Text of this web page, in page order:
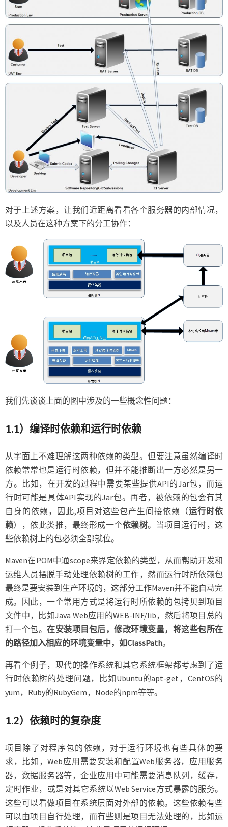
对于上述方案，让我们近距离看看各个服务器的内部情况，
以及人员在这种方案下的分工协作：
我们先谈谈上面的图中涉及的一些概念性问题：
1.1）编译时依赖和运行时依赖
从字面上不难理解这两种依赖的类型。但要注意虽然编译时
依赖常常也是运行时依赖，但并不能推断出一方必然是另一
方。比如，在开发的过程中需要某些提供API的Jar包，而运
行时可能是具体API实现的Jar包。再者，被依赖的包会有其
自身的依赖，因此,项目对这些包产生间接依赖（运行时依
赖），依此类推，最终形成一个依赖树。当项目运行时，这
些依赖树上的包必须全部就位。
Maven在POM中通scope来界定依赖的类型，从而帮助开发和
运维人员摆脱手动处理依赖树的工作，然而运行时所依赖包
最终是要安装到生产环境的，这部分工作Maven并不能自动完
成。因此，一个常用方式是将运行时所依赖的包拷贝到项目
文件中，比如Java Web应用的WEB-INF/lib，然后将项目总的
打一个包。在安装项目包后，修改环境变量，将这些包所在
的路径加入相应的环境变量中，如ClassPath。
再看个例子，现代的操作系统和其它系统框架都考虑到了运
行时依赖树的处理问题，比如Ubuntu的apt-get，CentOS的
yum，Ruby的RubyGem，Node的npm等等。
1.2）依赖时的复杂度
项目除了对程序包的依赖，对于运行环境也有些具体的要
求，比如，Web应用需要安装和配置Web服务器，应用服务
器，数据服务器等，企业应用中可能需要消息队列，缓存，
定时作业，或是对其它系统以Web Service方式暴露的服务。
这些可以看做项目在系统层面对外部的依赖。这些依赖有些
可以由项目自行处理，而有些则是项目无法处理的，比如运